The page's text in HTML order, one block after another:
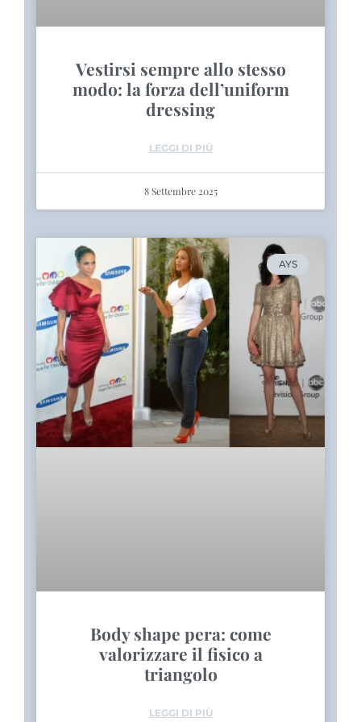
Vestirsi sempre allo stesso
modo: la forza dell’uniform
dressing
LEGGI DI PIÙ
8 Settembre 2025
AYS
Body shape pera: come
valorizzare il fisico a
triangolo
LEGGI DI PIÙ